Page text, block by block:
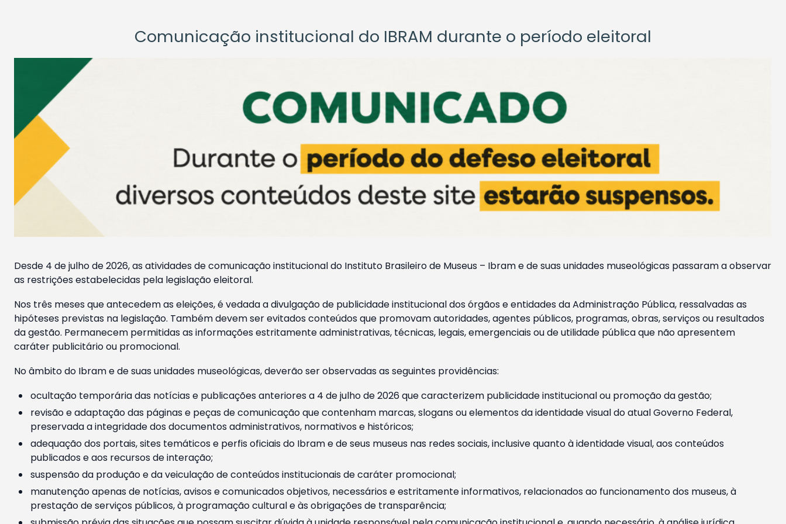
Comunicação institucional do IBRAM durante o período eleitoral
Desde 4 de julho de 2026, as atividades de comunicação institucional do Instituto Brasileiro de Museus – Ibram e de suas unidades museológicas passaram a observar
as restrições estabelecidas pela legislação eleitoral.
Nos três meses que antecedem as eleições, é vedada a divulgação de publicidade institucional dos órgãos e entidades da Administração Pública, ressalvadas as
hipóteses previstas na legislação. Também devem ser evitados conteúdos que promovam autoridades, agentes públicos, programas, obras, serviços ou resultados
da gestão. Permanecem permitidas as informações estritamente administrativas, técnicas, legais, emergenciais ou de utilidade pública que não apresentem
caráter publicitário ou promocional.
No âmbito do Ibram e de suas unidades museológicas, deverão ser observadas as seguintes providências:
ocultação temporária das notícias e publicações anteriores a 4 de julho de 2026 que caracterizem publicidade institucional ou promoção da gestão;
revisão e adaptação das páginas e peças de comunicação que contenham marcas, slogans ou elementos da identidade visual do atual Governo Federal,
preservada a integridade dos documentos administrativos, normativos e históricos;
adequação dos portais, sites temáticos e perfis oficiais do Ibram e de seus museus nas redes sociais, inclusive quanto à identidade visual, aos conteúdos
publicados e aos recursos de interação;
suspensão da produção e da veiculação de conteúdos institucionais de caráter promocional;
manutenção apenas de notícias, avisos e comunicados objetivos, necessários e estritamente informativos, relacionados ao funcionamento dos museus, à
prestação de serviços públicos, à programação cultural e às obrigações de transparência;